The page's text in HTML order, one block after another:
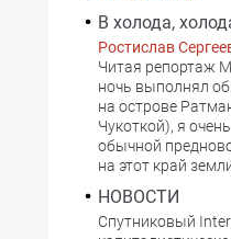
В холода,
Ростислав
Читая репортаж
ночь выполнял
на острове
Чукоткой), я
обычной
на этот край
НОВОСТИ
Спутниковый